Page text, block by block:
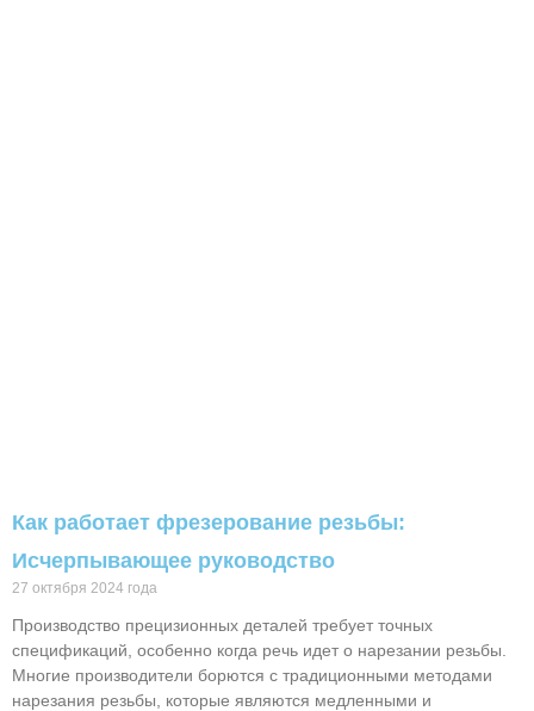
Как работает фрезерование резьбы:
Исчерпывающее руководство
27 октября 2024 года
Производство прецизионных деталей требует точных
спецификаций, особенно когда речь идет о нарезании резьбы.
Многие производители борются с традиционными методами
нарезания резьбы, которые являются медленными и